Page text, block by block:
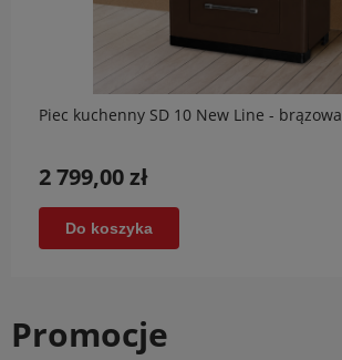
Piec kuchenny SD 10 New Line - brązowa
2 799,00 zł
Do koszyka
Promocje